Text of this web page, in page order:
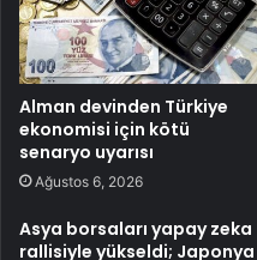
Alman devinden Türkiye
ekonomisi için kötü
senaryo uyarısı
Ağustos 6, 2026
Asya borsaları yapay zeka
rallisiyle yükseldi; Japonya